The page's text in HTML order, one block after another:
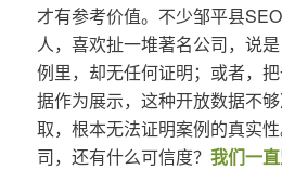
才有参考价值。不少邹平县
人，喜欢扯一堆著名公司，说
例里，却无任何证明；或者，
据作为展示，这种开放数据不
取，根本无法证明案例的真实
司，还有什么可信度？ 我们一